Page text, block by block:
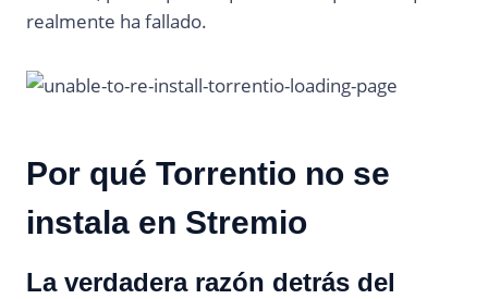
realmente ha fallado.
Por qué Torrentio no se
instala en Stremio
La verdadera razón detrás del